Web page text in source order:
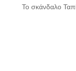
Το σκάνδαλο